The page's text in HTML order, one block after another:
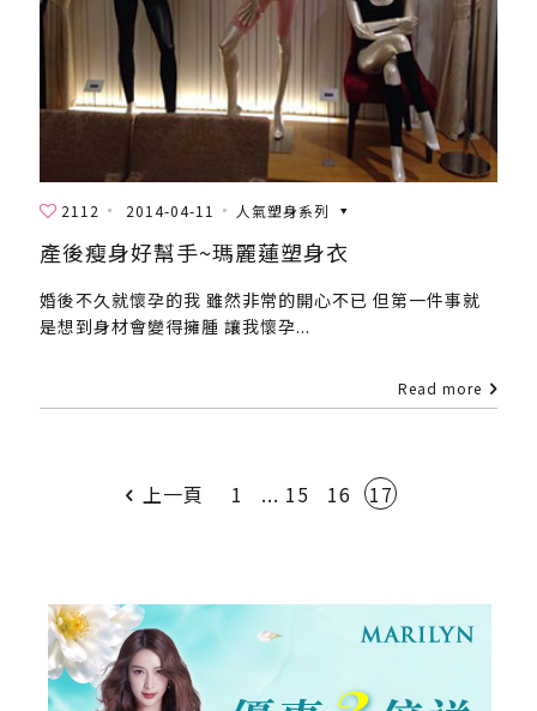
2112 2014-04-11 人氣塑身系列
產後瘦身好幫手~瑪麗蓮塑身衣
婚後不久就懷孕的我 雖然非常的開心不已 但第一件事就
是想到身材會變得擁腫 讓我懷孕...
Read more
上一頁 1 ... 15 16 17